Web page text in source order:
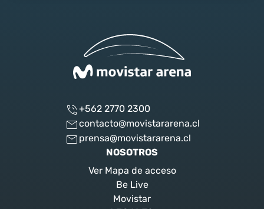
+562 2770 2300
contacto@movistararena.cl
prensa@movistararena.cl
NOSOTROS
Ver Mapa de acceso
Be Live
Movistar